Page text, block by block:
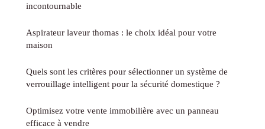
incontournable
Aspirateur laveur thomas : le choix idéal pour votre
maison
Quels sont les critères pour sélectionner un système de
verrouillage intelligent pour la sécurité domestique ?
Optimisez votre vente immobilière avec un panneau
efficace à vendre